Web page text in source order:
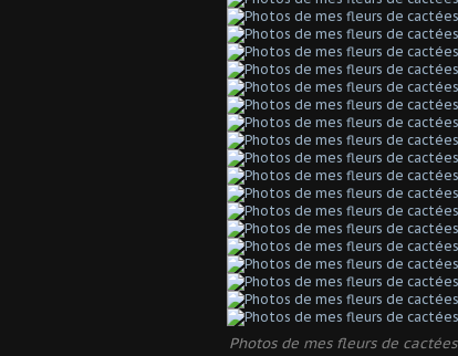
Photos de mes fleurs de cactées